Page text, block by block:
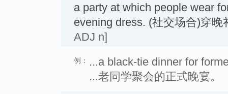
a party at which people wear
evening dress. (社交场合)穿
ADJ n]
例：
...a black-tie dinner for
...老同学聚会的正式晚宴。